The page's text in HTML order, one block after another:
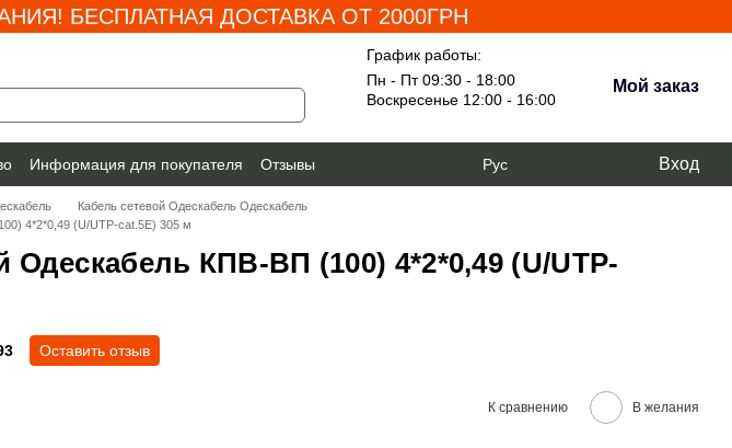
БЕСПЛАТНАЯ ДОСТАВКА ОТ 2000ГРН
График работы:
Пн - Пт 09:30 - 18:00
Воскресенье 12:00 - 16:00
Мой заказ
Информация для покупателя
Отзывы
Рус Вход
Кабель сетевой Одескабель Одескабель
4*2*0,49 (U/UTP-cat.5E) 305 м
Одескабель КПВ-ВП (100) 4*2*0,49 (U/UTP-
Оставить отзыв
К сравнению В желания